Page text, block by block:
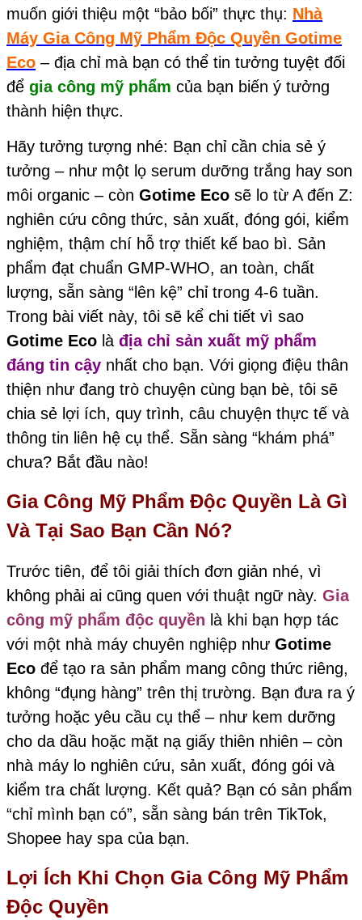
muốn giới thiệu một “bảo bối” thực thụ: Nhà
Máy Gia Công Mỹ Phẩm Độc Quyền Gotime
Eco – địa chỉ mà bạn có thể tin tưởng tuyệt đối
để gia công mỹ phẩm của bạn biến ý tưởng
thành hiện thực.
Hãy tưởng tượng nhé: Bạn chỉ cần chia sẻ ý
tưởng – như một lọ serum dưỡng trắng hay son
môi organic – còn Gotime Eco sẽ lo từ A đến Z:
nghiên cứu công thức, sản xuất, đóng gói, kiểm
nghiệm, thậm chí hỗ trợ thiết kế bao bì. Sản
phẩm đạt chuẩn GMP-WHO, an toàn, chất
lượng, sẵn sàng “lên kệ” chỉ trong 4-6 tuần.
Trong bài viết này, tôi sẽ kể chi tiết vì sao
Gotime Eco là địa chỉ sản xuất mỹ phẩm
đáng tin cậy nhất cho bạn. Với giọng điệu thân
thiện như đang trò chuyện cùng bạn bè, tôi sẽ
chia sẻ lợi ích, quy trình, câu chuyện thực tế và
thông tin liên hệ cụ thể. Sẵn sàng “khám phá”
chưa? Bắt đầu nào!
Gia Công Mỹ Phẩm Độc Quyền Là Gì
Và Tại Sao Bạn Cần Nó?
Trước tiên, để tôi giải thích đơn giản nhé, vì
không phải ai cũng quen với thuật ngữ này. Gia
công mỹ phẩm độc quyền là khi bạn hợp tác
với một nhà máy chuyên nghiệp như Gotime
Eco để tạo ra sản phẩm mang công thức riêng,
không “đụng hàng” trên thị trường. Bạn đưa ra ý
tưởng hoặc yêu cầu cụ thể – như kem dưỡng
cho da dầu hoặc mặt nạ giấy thiên nhiên – còn
nhà máy lo nghiên cứu, sản xuất, đóng gói và
kiểm tra chất lượng. Kết quả? Bạn có sản phẩm
“chỉ mình bạn có”, sẵn sàng bán trên TikTok,
Shopee hay spa của bạn.
Lợi Ích Khi Chọn Gia Công Mỹ Phẩm
Độc Quyền